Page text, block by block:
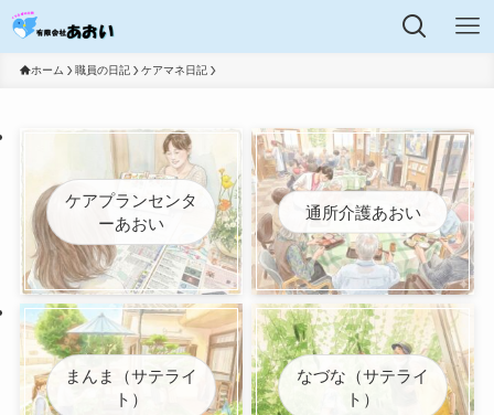
ホーム 職員の日記 ケアマネ日記
ケアプランセンタ
ーあおい
通所介護あおい
まんま（サテライ
ト）
なづな（サテライ
ト）